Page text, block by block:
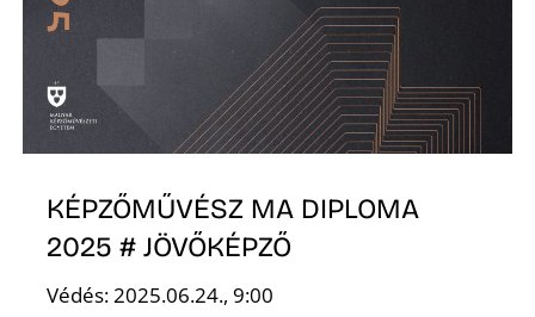
KÉPZŐMŰVÉSZ MA DIPLOMA
2025 # JÖVŐKÉPZŐ
Védés: 2025.06.24., 9:00